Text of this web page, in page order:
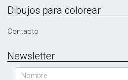
Dibujos para colorear
Contacto
Newsletter
Nombre